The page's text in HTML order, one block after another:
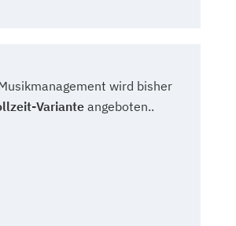
wird bisher
Variante angeboten..